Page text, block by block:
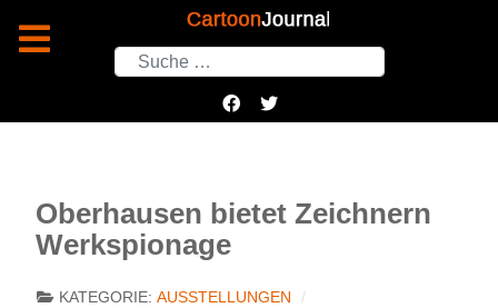
Suchen
Oberhausen bietet Zeichnern
Werkspionage
KATEGORIE: AUSSTELLUNGEN